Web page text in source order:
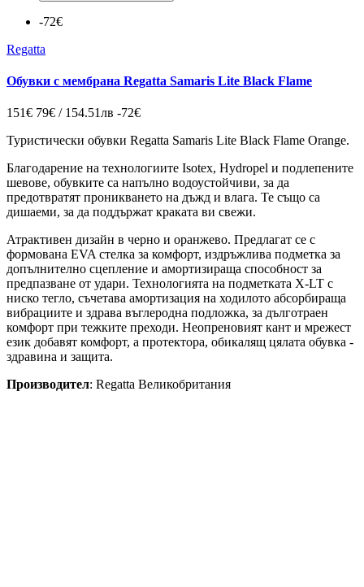
-72€
Regatta
Обувки с мембрана Regatta Samaris Lite Black Flame
151€ 79€ / 154.51лв -72€
Туристически обувки Regatta Samaris Lite Black Flame Orange.
Благодарение на технологиите Isotex, Hydropel и подлепените
шевове, обувките са напълно водоустойчиви, за да
предотвратят проникването на дъжд и влага. Те също са
дишаеми, за да поддържат краката ви свежи.
Атрактивен дизайн в черно и оранжево. Предлагат се с
формована EVA стелка за комфорт, издръжлива подметка за
допълнително сцепление и амортизираща способност за
предпазване от удари. Технологията на подметката X-LT с
ниско тегло, съчетава амортизация на ходилото абсорбираща
вибрациите и здрава въглеродна подложка, за дълготраен
комфорт при тежките преходи. Неопреновият кант и мрежест
език добавят комфорт, а протектора, обикалящ цялата обувка -
здравина и защита.
Производител: Regatta Великобритания